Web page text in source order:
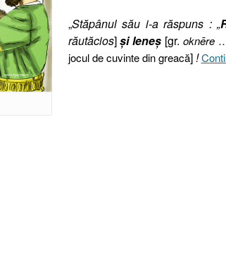
„Stăpânul său i-a răspuns : „
răutăcios]şi leneş [gr.oknēre
jocul de cuvinte din greacă]!